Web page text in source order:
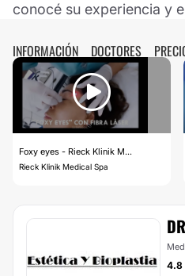
conocé su experiencia y
INFORMACIÓN DOCTORES
Foxy eyes - Rieck Klinik M...
Rieck Klinik Medical Spa
4.8